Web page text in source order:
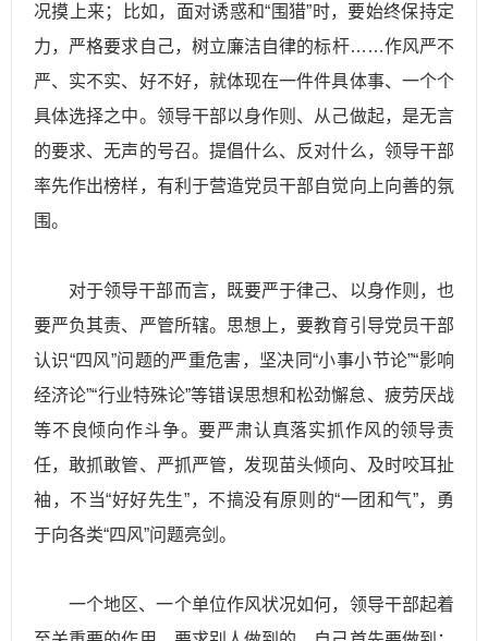
况摸上来；比如，面对诱惑和“围猎”时，要始终保持定
力，严格要求自己，树立廉洁自律的标杆……作风严不
严、实不实、好不好，就体现在一件件具体事、一个个
具体选择之中。领导干部以身作则、从己做起，是无言
的要求、无声的号召。提倡什么、反对什么，领导干部
率先作出榜样，有利于营造党员干部自觉向上向善的氛
围。
对于领导干部而言，既要严于律己、以身作则，也
要严负其责、严管所辖。思想上，要教育引导党员干部
认识“四风”问题的严重危害，坚决同“小事小节论”“影响
经济论”“行业特殊论”等错误思想和松劲懈怠、疲劳厌战
等不良倾向作斗争。要严肃认真落实抓作风的领导责
任，敢抓敢管、严抓严管，发现苗头倾向、及时咬耳扯
袖，不当“好好先生”，不搞没有原则的“一团和气”，勇
于向各类“四风”问题亮剑。
一个地区、一个单位作风状况如何，领导干部起着